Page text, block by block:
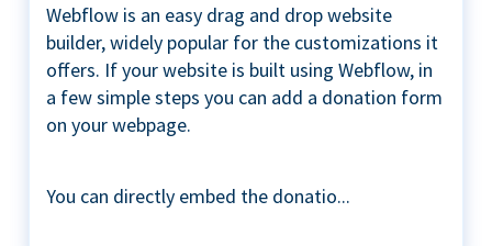
Webflow is an easy drag and drop website
builder, widely popular for the customizations it
offers. If your website is built using Webflow, in
a few simple steps you can add a donation form
on your webpage.
You can directly embed the donatio...